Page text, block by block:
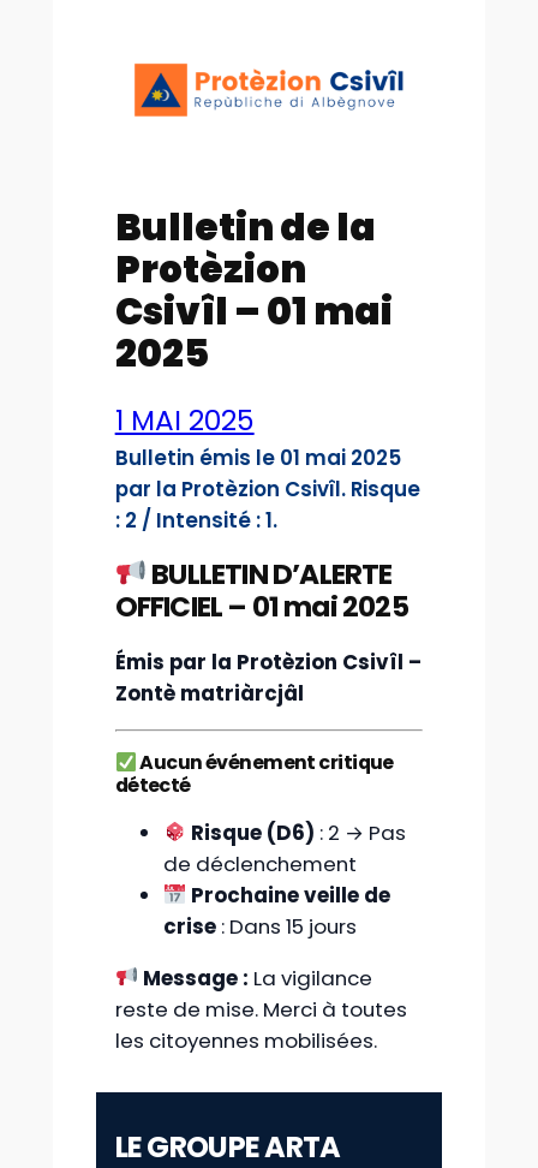
Bulletin de la
Protèzion
Csivîl – 01 mai
2025
1 MAI 2025
Bulletin émis le 01 mai 2025
par la Protèzion Csivîl. Risque
: 2 / Intensité : 1.
BULLETIN D’ALERTE
OFFICIEL – 01 mai 2025
Émis par la Protèzion Csivîl –
Zontè matriàrcjâl
Aucun événement critique
détecté
Risque (D6) : 2 → Pas
de déclenchement
Prochaine veille de
crise: Dans 15 jours
Message : La vigilance
reste de mise. Merci à toutes
les citoyennes mobilisées.
LE GROUPE ARTA